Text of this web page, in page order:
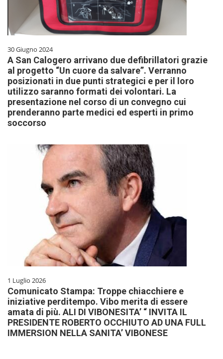
30 Giugno 2024
A San Calogero arrivano due defibrillatori grazie
al progetto “Un cuore da salvare”. Verranno
posizionati in due punti strategici e per il loro
utilizzo saranno formati dei volontari. La
presentazione nel corso di un convegno cui
prenderanno parte medici ed esperti in primo
soccorso
1 Luglio 2026
Comunicato Stampa: Troppe chiacchiere e
iniziative perditempo. Vibo merita di essere
amata di più. ALI DI VIBONESITA’ “ INVITA IL
PRESIDENTE ROBERTO OCCHIUTO AD UNA FULL
IMMERSION NELLA SANITA’ VIBONESE